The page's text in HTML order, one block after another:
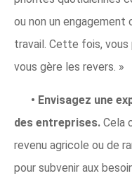
ou non un engagement
travail. Cette fois,
vous gère les revers. »
• Envisagez une
des entreprises. Cela
revenu agricole ou de
pour subvenir aux